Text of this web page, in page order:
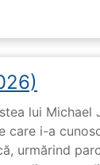
lui Michael
care i-a
urmărind